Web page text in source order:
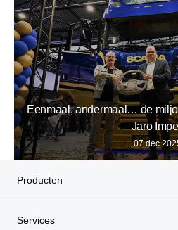
Eenmaal, andermaal… de
Jaro
07 dec
Producten
Services